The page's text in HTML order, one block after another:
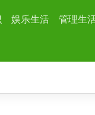
娱乐生活 管理生